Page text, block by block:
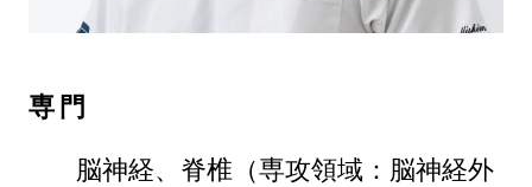
専門
脳神経、脊椎（専攻領域：脳神経外